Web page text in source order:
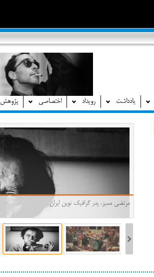
یادداشت رویداد اختصاصی پژوهش
مرتضی ممیز، پدر گرافیک نوین ایران